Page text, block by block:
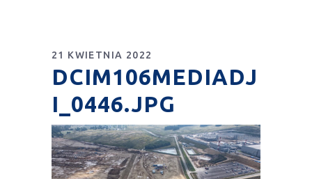
21 KWIETNIA 2022
DCIM106MEDIADJ
I_0446.JPG